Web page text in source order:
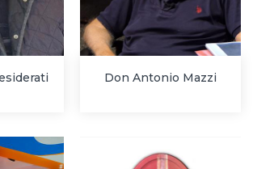
Don Antonio Mazzi